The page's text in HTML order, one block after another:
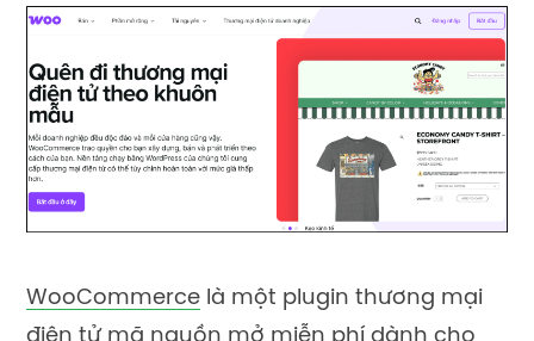
WooCommerce là một plugin thương mại